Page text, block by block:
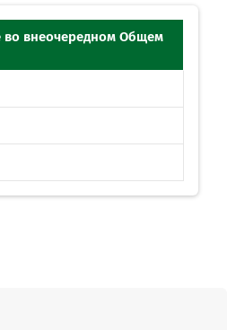
во внеочередном Общем